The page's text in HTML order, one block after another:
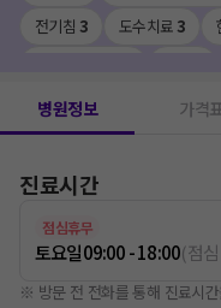
전기침 3 도수치료3
병원정보 가격
진료시간
점심휴무
토요일09:00 - 18:00(점심
※ 방문 전 전화를 통해 진료시